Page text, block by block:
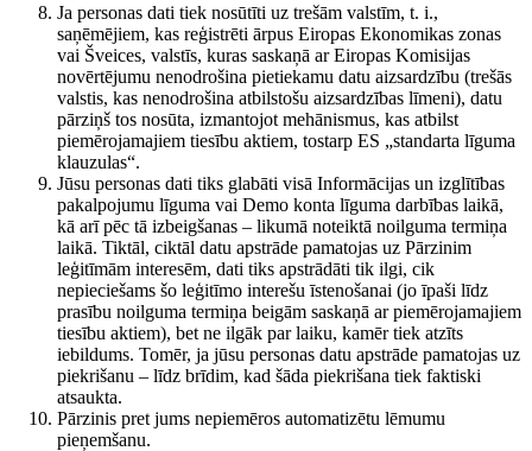
Ja personas dati tiek nosūtīti uz trešām valstīm, t. i.,
saņēmējiem, kas reģistrēti ārpus Eiropas Ekonomikas zonas
vai Šveices, valstīs, kuras saskaņā ar Eiropas Komisijas
novērtējumu nenodrošina pietiekamu datu aizsardzību (trešās
valstis, kas nenodrošina atbilstošu aizsardzības līmeni), datu
pārziņš tos nosūta, izmantojot mehānismus, kas atbilst
piemērojamajiem tiesību aktiem, tostarp ES „standarta līguma
klauzulas“.
Jūsu personas dati tiks glabāti visā Informācijas un izglītības
pakalpojumu līguma vai Demo konta līguma darbības laikā,
kā arī pēc tā izbeigšanas – likumā noteiktā noilguma termiņa
laikā. Tiktāl, ciktāl datu apstrāde pamatojas uz Pārzinim
leģitīmām interesēm, dati tiks apstrādāti tik ilgi, cik
nepieciešams šo leģitīmo interešu īstenošanai (jo īpaši līdz
prasību noilguma termiņa beigām saskaņā ar piemērojamajiem
tiesību aktiem), bet ne ilgāk par laiku, kamēr tiek atzīts
iebildums. Tomēr, ja jūsu personas datu apstrāde pamatojas uz
piekrišanu – līdz brīdim, kad šāda piekrišana tiek faktiski
atsaukta.
Pārzinis pret jums nepiemēros automatizētu lēmumu
pieņemšanu.